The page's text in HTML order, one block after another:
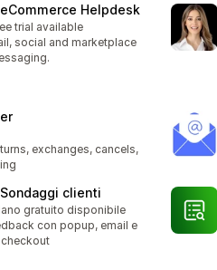
Helpdesk
totali
trial available
social and marketplace
exchanges, cancels,
clienti
totaligratuito disponibile
con popup, email e